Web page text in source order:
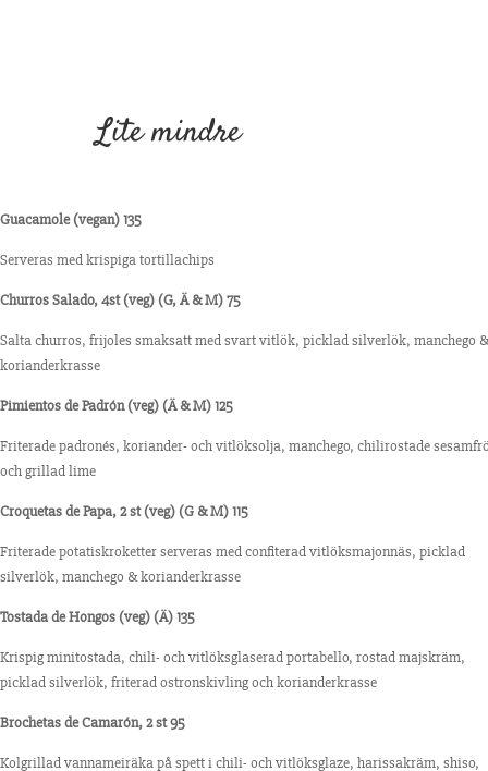
Lite mindre
Guacamole (vegan) 135
Serveras med krispiga tortillachips
Churros Salado, 4st (veg) (G, Ä & M) 75
Salta churros, frijoles smaksatt med svart vitlök, picklad silverlök, manchego &
korianderkrasse
Pimientos de Padrón (veg) (Ä & M) 125
Friterade padronés, koriander- och vitlöksolja, manchego, chilirostade
och grillad lime
Croquetas de Papa, 2 st (veg) (G & M) 115
Friterade potatiskroketter serveras med confiterad vitlöksmajonnäs, picklad
silverlök, manchego & korianderkrasse
Tostada de Hongos (veg) (Ä) 135
Krispig minitostada, chili- och vitlöksglaserad portabello, rostad majskräm,
picklad silverlök, friterad ostronskivling och korianderkrasse
Brochetas de Camarón, 2 st 95
Kolgrillad vannameiräka på spett i chili- och vitlöksglaze, harissakräm, shiso,